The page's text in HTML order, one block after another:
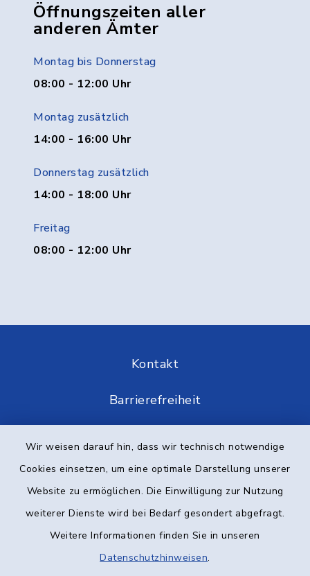
Wir weisen darauf hin, dass wir technisch notwendige
Cookies einsetzen, um eine optimale Darstellung unserer
Website zu ermöglichen. Die Einwilligung zur Nutzung
weiterer Dienste wird bei Bedarf gesondert abgefragt.
Weitere Informationen finden Sie in unseren
Datenschutzhinweisen.
Öffnungszeiten aller
anderen Ämter
Montag bis Donnerstag
08:00 - 12:00 Uhr
Montag zusätzlich
14:00 - 16:00 Uhr
Donnerstag zusätzlich
14:00 - 18:00 Uhr
Freitag
08:00 - 12:00 Uhr
Kontakt
Barrierefreiheit
Impressum
Elektronische Kommunikation
Sitemap